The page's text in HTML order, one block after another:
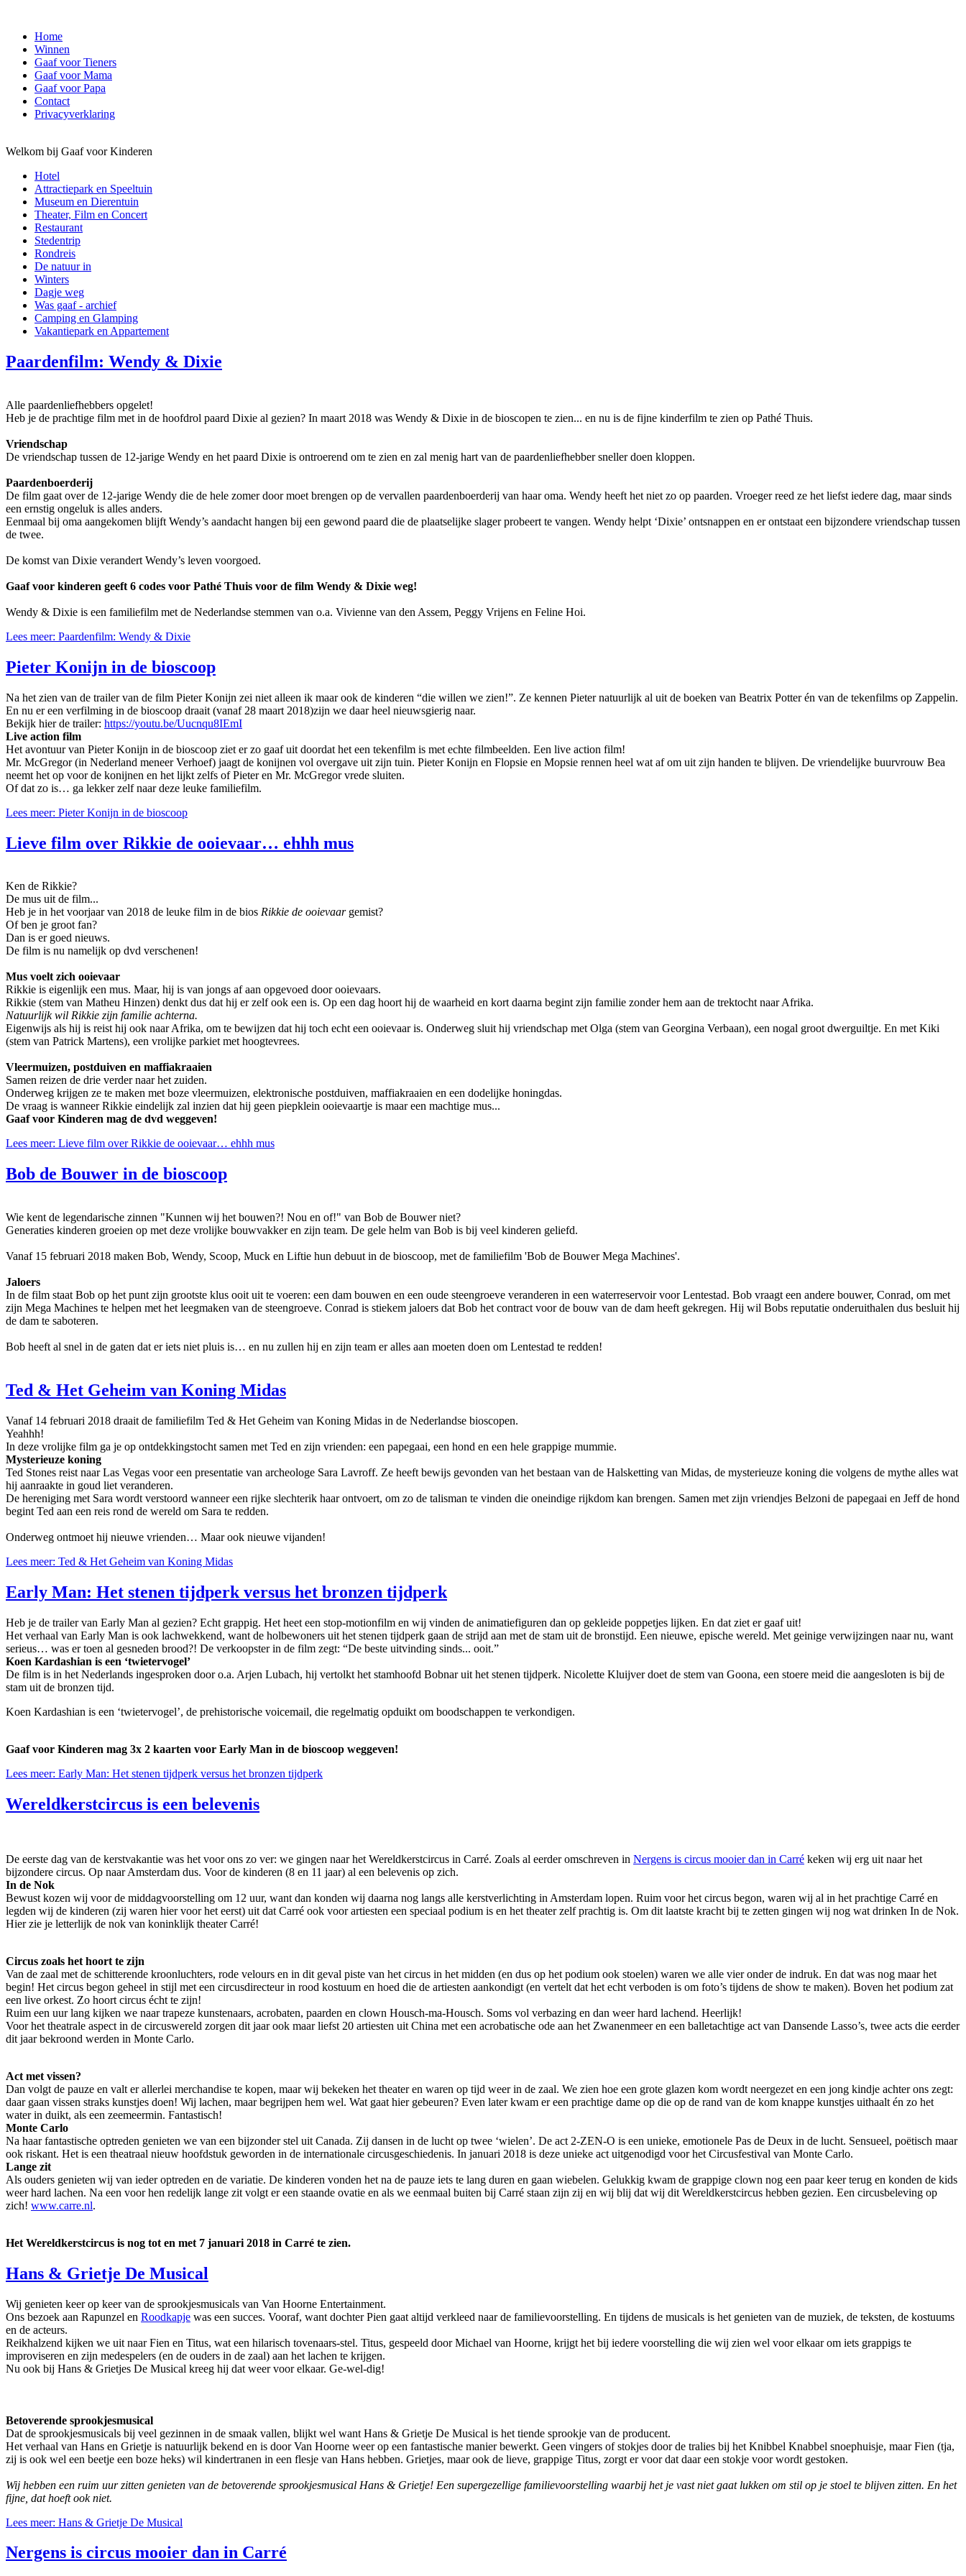
Home
Winnen
Gaaf voor Tieners
Gaaf voor Mama
Gaaf voor Papa
Contact
Privacyverklaring
Welkom bij Gaaf voor Kinderen
Hotel
Attractiepark en Speeltuin
Museum en Dierentuin
Theater, Film en Concert
Restaurant
Stedentrip
Rondreis
De natuur in
Winters
Dagje weg
Was gaaf - archief
Camping en Glamping
Vakantiepark en Appartement
Paardenfilm: Wendy & Dixie
Alle paardenliefhebbers opgelet!
Heb je de prachtige film met in de hoofdrol paard Dixie al gezien? In maart 2018 was Wendy & Dixie in de bioscopen te zien... en nu is de fijne kinderfilm te zien op Pathé Thuis.
Vriendschap
De vriendschap tussen de 12-jarige Wendy en het paard Dixie is ontroerend om te zien en zal menig hart van de paardenliefhebber sneller doen kloppen.
Paardenboerderij
De film gaat over de 12-jarige Wendy die de hele zomer door moet brengen op de vervallen paardenboerderij van haar oma. Wendy heeft het niet zo op paarden. Vroeger reed ze het liefst iedere dag, maar sinds
een ernstig ongeluk is alles anders.
Eenmaal bij oma aangekomen blijft Wendy’s aandacht hangen bij een gewond paard die de plaatselijke slager probeert te vangen. Wendy helpt ‘Dixie’ ontsnappen en er ontstaat een bijzondere vriendschap tussen
de twee.
De komst van Dixie verandert Wendy’s leven voorgoed.
Gaaf voor kinderen geeft 6 codes voor Pathé Thuis voor de film Wendy & Dixie weg!
Wendy & Dixie is een familiefilm met de Nederlandse stemmen van o.a. Vivienne van den Assem, Peggy Vrijens en Feline Hoi.
Lees meer: Paardenfilm: Wendy & Dixie
Pieter Konijn in de bioscoop
Na het zien van de trailer van de film Pieter Konijn zei niet alleen ik maar ook de kinderen “die willen we zien!”. Ze kennen Pieter natuurlijk al uit de boeken van Beatrix Potter én van de tekenfilms op Zappelin.
En nu er een verfilming in de bioscoop draait (vanaf 28 maart 2018)zijn we daar heel nieuwsgierig naar.
Bekijk hier de trailer: https://youtu.be/Uucnqu8IEmI
Live action film
Het avontuur van Pieter Konijn in de bioscoop ziet er zo gaaf uit doordat het een tekenfilm is met echte filmbeelden. Een live action film!
Mr. McGregor (in Nederland meneer Verhoef) jaagt de konijnen vol overgave uit zijn tuin. Pieter Konijn en Flopsie en Mopsie rennen heel wat af om uit zijn handen te blijven. De vriendelijke buurvrouw Bea
neemt het op voor de konijnen en het lijkt zelfs of Pieter en Mr. McGregor vrede sluiten.
Of dat zo is… ga lekker zelf naar deze leuke familiefilm.
Lees meer: Pieter Konijn in de bioscoop
Lieve film over Rikkie de ooievaar… ehhh mus
Ken de Rikkie?
De mus uit de film...
Heb je in het voorjaar van 2018 de leuke film in de bios Rikkie de ooievaargemist?
Of ben je groot fan?
Dan is er goed nieuws.
De film is nu namelijk op dvd verschenen!
Mus voelt zich ooievaar
Rikkie is eigenlijk een mus. Maar, hij is van jongs af aan opgevoed door ooievaars.
Rikkie (stem van Matheu Hinzen) denkt dus dat hij er zelf ook een is. Op een dag hoort hij de waarheid en kort daarna begint zijn familie zonder hem aan de trektocht naar Afrika.
Natuurlijk wil Rikkie zijn familie achterna.
Eigenwijs als hij is reist hij ook naar Afrika, om te bewijzen dat hij toch echt een ooievaar is. Onderweg sluit hij vriendschap met Olga (stem van Georgina Verbaan), een nogal groot dwerguiltje. En met Kiki
(stem van Patrick Martens), een vrolijke parkiet met hoogtevrees.
Vleermuizen, postduiven en maffiakraaien
Samen reizen de drie verder naar het zuiden.
Onderweg krijgen ze te maken met boze vleermuizen, elektronische postduiven, maffiakraaien en een dodelijke honingdas.
De vraag is wanneer Rikkie eindelijk zal inzien dat hij geen piepklein ooievaartje is maar een machtige mus...
Gaaf voor Kinderen mag de dvd weggeven!
Lees meer: Lieve film over Rikkie de ooievaar… ehhh mus
Bob de Bouwer in de bioscoop
Wie kent de legendarische zinnen "Kunnen wij het bouwen?! Nou en of!" van Bob de Bouwer niet?
Generaties kinderen groeien op met deze vrolijke bouwvakker en zijn team. De gele helm van Bob is bij veel kinderen geliefd.
Vanaf 15 februari 2018 maken Bob, Wendy, Scoop, Muck en Liftie hun debuut in de bioscoop, met de familiefilm 'Bob de Bouwer Mega Machines'.
Jaloers
In de film staat Bob op het punt zijn grootste klus ooit uit te voeren: een dam bouwen en een oude steengroeve veranderen in een waterreservoir voor Lentestad. Bob vraagt een andere bouwer, Conrad, om met
zijn Mega Machines te helpen met het leegmaken van de steengroeve. Conrad is stiekem jaloers dat Bob het contract voor de bouw van de dam heeft gekregen. Hij wil Bobs reputatie onderuithalen dus besluit hij
de dam te saboteren.
Bob heeft al snel in de gaten dat er iets niet pluis is… en nu zullen hij en zijn team er alles aan moeten doen om Lentestad te redden!
Ted & Het Geheim van Koning Midas
Vanaf 14 februari 2018 draait de familiefilm Ted & Het Geheim van Koning Midas in de Nederlandse bioscopen.
Yeahhh!
In deze vrolijke film ga je op ontdekkingstocht samen met Ted en zijn vrienden: een papegaai, een hond en een hele grappige mummie.
Mysterieuze koning
Ted Stones reist naar Las Vegas voor een presentatie van archeologe Sara Lavroff. Ze heeft bewijs gevonden van het bestaan van de Halsketting van Midas, de mysterieuze koning die volgens de mythe alles wat
hij aanraakte in goud liet veranderen.
De hereniging met Sara wordt verstoord wanneer een rijke slechterik haar ontvoert, om zo de talisman te vinden die oneindige rijkdom kan brengen. Samen met zijn vriendjes Belzoni de papegaai en Jeff de hond
begint Ted aan een reis rond de wereld om Sara te redden.
Onderweg ontmoet hij nieuwe vrienden… Maar ook nieuwe vijanden!
Lees meer: Ted & Het Geheim van Koning Midas
Early Man: Het stenen tijdperk versus het bronzen tijdperk
Heb je de trailer van Early Man al gezien? Echt grappig. Het heet een stop-motionfilm en wij vinden de animatiefiguren dan op gekleide poppetjes lijken. En dat ziet er gaaf uit!
Het verhaal van Early Man is ook lachwekkend, want de holbewoners uit het stenen tijdperk gaan de strijd aan met de stam uit de bronstijd. Een nieuwe, epische wereld. Met geinige verwijzingen naar nu, want
serieus… was er toen al gesneden brood?! De verkoopster in de film zegt: “De beste uitvinding sinds... ooit.”
Koen Kardashian is een ‘twietervogel’
De film is in het Nederlands ingesproken door o.a. Arjen Lubach, hij vertolkt het stamhoofd Bobnar uit het stenen tijdperk. Nicolette Kluijver doet de stem van Goona, een stoere meid die aangesloten is bij de
stam uit de bronzen tijd.
Koen Kardashian is een ‘twietervogel’, de prehistorische voicemail, die regelmatig opduikt om boodschappen te verkondigen.
Gaaf voor Kinderen mag 3x 2 kaarten voor Early Man in de bioscoop weggeven!
Lees meer: Early Man: Het stenen tijdperk versus het bronzen tijdperk
Wereldkerstcircus is een belevenis
De eerste dag van de kerstvakantie was het voor ons zo ver: we gingen naar het Wereldkerstcircus in Carré. Zoals al eerder omschreven in Nergens is circus mooier dan in Carré keken wij erg uit naar het
bijzondere circus. Op naar Amsterdam dus. Voor de kinderen (8 en 11 jaar) al een belevenis op zich.
In de Nok
Bewust kozen wij voor de middagvoorstelling om 12 uur, want dan konden wij daarna nog langs alle kerstverlichting in Amsterdam lopen. Ruim voor het circus begon, waren wij al in het prachtige Carré en
legden wij de kinderen (zij waren hier voor het eerst) uit dat Carré ook voor artiesten een speciaal podium is en het theater zelf prachtig is. Om dit laatste kracht bij te zetten gingen wij nog wat drinken In de Nok.
Hier zie je letterlijk de nok van koninklijk theater Carré!
Circus zoals het hoort te zijn
Van de zaal met de schitterende kroonluchters, rode velours en in dit geval piste van het circus in het midden (en dus op het podium ook stoelen) waren we alle vier onder de indruk. En dat was nog maar het
begin! Het circus begon geheel in stijl met een circusdirecteur in rood kostuum en hoed die de artiesten aankondigt (en vertelt dat het echt verboden is om foto’s tijdens de show te maken). Boven het podium zat
een live orkest. Zo hoort circus écht te zijn!
Ruim een uur lang kijken we naar trapeze kunstenaars, acrobaten, paarden en clown Housch-ma-Housch. Soms vol verbazing en dan weer hard lachend. Heerlijk!
Voor het theatrale aspect in de circuswereld zorgen dit jaar ook maar liefst 20 artiesten uit China met een acrobatische ode aan het Zwanenmeer en een balletachtige act van Dansende Lasso’s, twee acts die eerder
dit jaar bekroond werden in Monte Carlo.
Act met vissen?
Dan volgt de pauze en valt er allerlei merchandise te kopen, maar wij bekeken het theater en waren op tijd weer in de zaal. We zien hoe een grote glazen kom wordt neergezet en een jong kindje achter ons zegt:
daar gaan vissen straks kunstjes doen! Wij lachen, maar begrijpen hem wel. Wat gaat hier gebeuren? Even later kwam er een prachtige dame op die op de rand van de kom knappe kunstjes uithaalt én zo het
water in duikt, als een zeemeermin. Fantastisch!
Monte Carlo
Na haar fantastische optreden genieten we van een bijzonder stel uit Canada. Zij dansen in de lucht op twee ‘wielen’. De act 2-ZEN-O is een unieke, emotionele Pas de Deux in de lucht. Sensueel, poëtisch maar
ook riskant. Het is een theatraal nieuw hoofdstuk geworden in de internationale circusgeschiedenis. In januari 2018 is deze unieke act uitgenodigd voor het Circusfestival van Monte Carlo.
Lange zit
Als ouders genieten wij van ieder optreden en de variatie. De kinderen vonden het na de pauze iets te lang duren en gaan wiebelen. Gelukkig kwam de grappige clown nog een paar keer terug en konden de kids
weer hard lachen. Na een voor hen redelijk lange zit volgt er een staande ovatie en als we eenmaal buiten bij Carré staan zijn zij en wij blij dat wij dit Wereldkerstcircus hebben gezien. Een circusbeleving op
zich! www.carre.nl.
Het Wereldkerstcircus is nog tot en met 7 januari 2018 in Carré te zien.
Hans & Grietje De Musical
Wij genieten keer op keer van de sprookjesmusicals van Van Hoorne Entertainment.
Ons bezoek aan Rapunzel en Roodkapje was een succes. Vooraf, want dochter Pien gaat altijd verkleed naar de familievoorstelling. En tijdens de musicals is het genieten van de muziek, de teksten, de kostuums
en de acteurs.
Reikhalzend kijken we uit naar Fien en Titus, wat een hilarisch tovenaars-stel. Titus, gespeeld door Michael van Hoorne, krijgt het bij iedere voorstelling die wij zien wel voor elkaar om iets grappigs te
improviseren en zijn medespelers (en de ouders in de zaal) aan het lachen te krijgen.
Nu ook bij Hans & Grietjes De Musical kreeg hij dat weer voor elkaar. Ge-wel-dig!
Betoverende sprookjesmusical
Dat de sprookjesmusicals bij veel gezinnen in de smaak vallen, blijkt wel want Hans & Grietje De Musical is het tiende sprookje van de producent.
Het verhaal van Hans en Grietje is natuurlijk bekend en is door Van Hoorne weer op een fantastische manier bewerkt. Geen vingers of stokjes door de tralies bij het Knibbel Knabbel snoephuisje, maar Fien (tja,
zij is ook wel een beetje een boze heks) wil kindertranen in een flesje van Hans hebben. Grietjes, maar ook de lieve, grappige Titus, zorgt er voor dat daar een stokje voor wordt gestoken.
Wij hebben een ruim uur zitten genieten van de betoverende sprookjesmusical Hans & Grietje! Een supergezellige familievoorstelling waarbij het je vast niet gaat lukken om stil op je stoel te blijven zitten. En het
fijne, dat hoeft ook niet.
Lees meer: Hans & Grietje De Musical
Nergens is circus mooier dan in Carré